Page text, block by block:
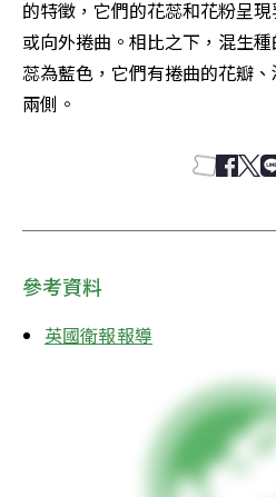
的特徵，它們的花蕊和花粉呈
或向外捲曲。相比之下，混生
蕊為藍色，它們有捲曲的花瓣
兩側。
參考資料
英國衛報報導